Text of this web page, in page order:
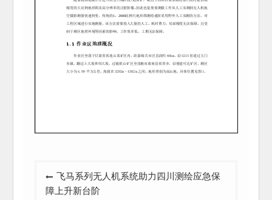
章
飞马系列无人机系统助力四川测绘应急保
障上升新台阶